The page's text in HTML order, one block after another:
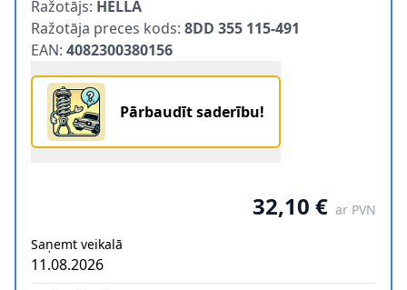
Ražotājs: HELLA
Ražotāja preces kods: 8DD 355 115-491
EAN: 4082300380156
Pārbaudīt saderību!
32,10 € ar PVN
Saņemt veikalā
11.08.2026